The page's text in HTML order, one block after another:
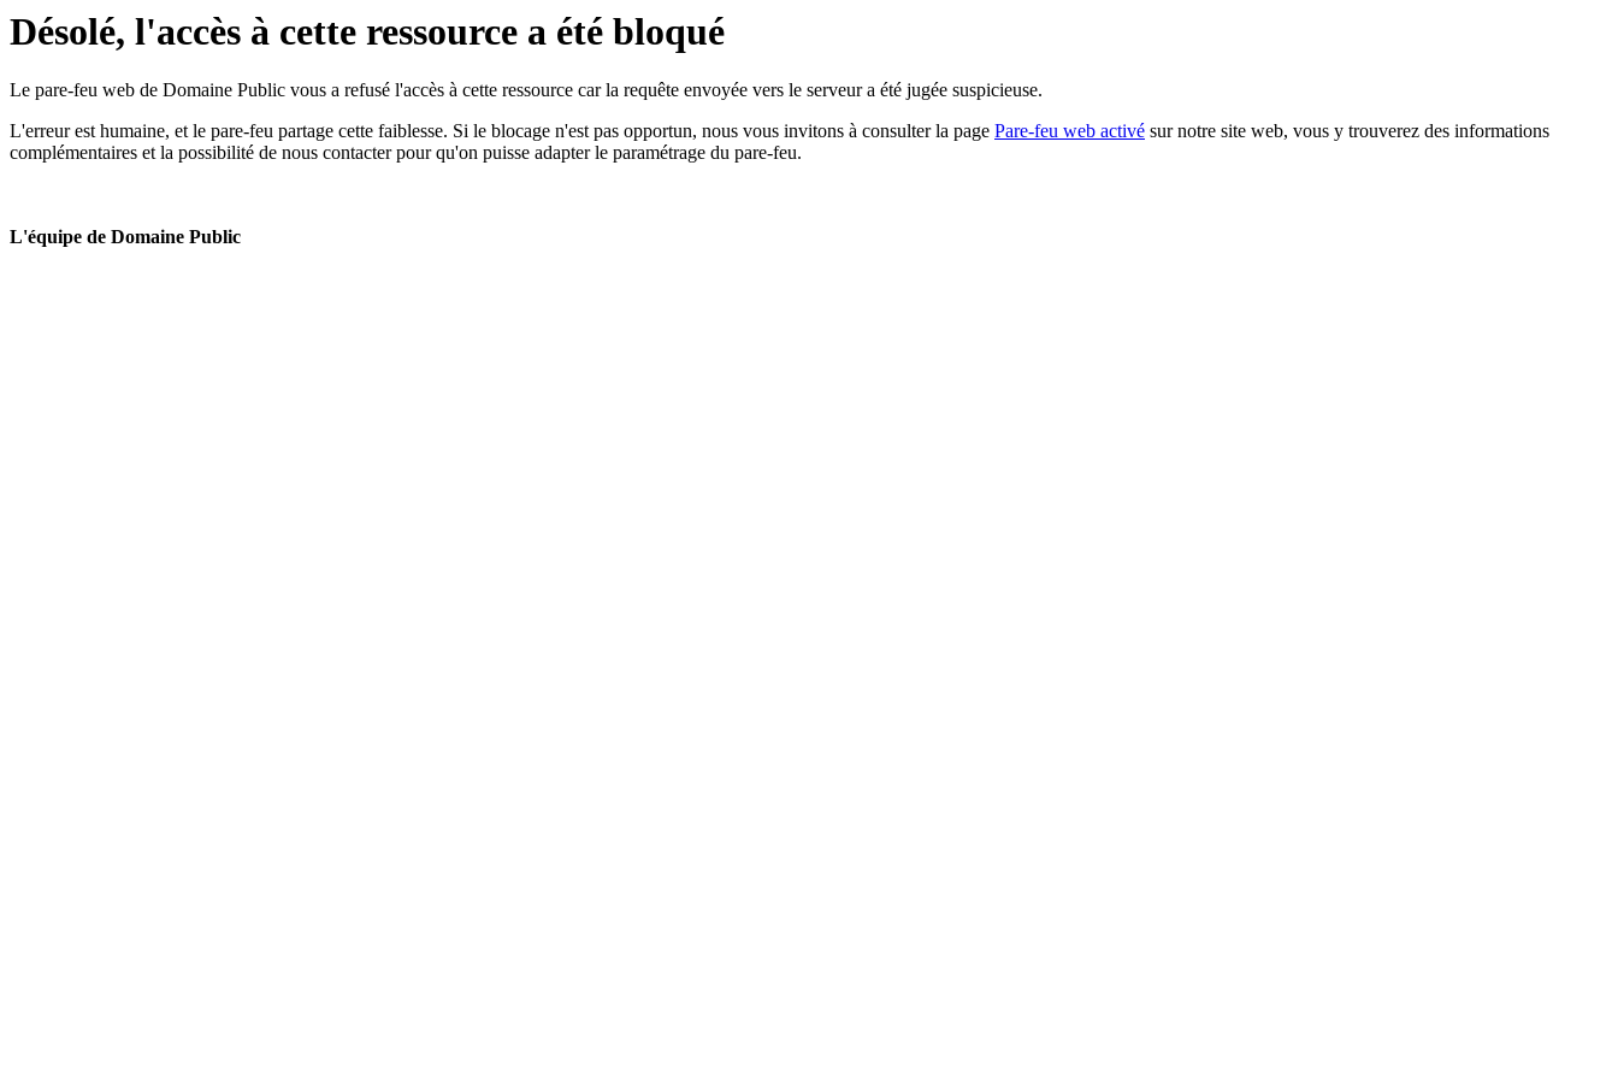
Désolé, l'accès à cette ressource a été bloqué
Le pare-feu web de Domaine Public vous a refusé l'accès à cette ressource car la requête envoyée vers le serveur a été jugée suspicieuse.
L'erreur est humaine, et le pare-feu partage cette faiblesse. Si le blocage n'est pas opportun, nous vous invitons à consulter la page Pare-feu web activé sur notre site web, vous y trouverez des informations
complémentaires et la possibilité de nous contacter pour qu'on puisse adapter le paramétrage du pare-feu.
L'équipe de Domaine Public